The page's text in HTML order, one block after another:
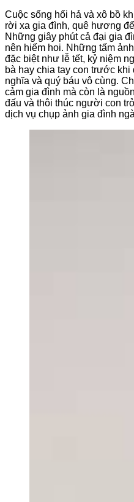
Cuộc sống hối hả và xô bồ
rời xa gia đình, quê hương
Những giây phút cả đại gia
nên hiếm hoi. Những tấm
đặc biệt như lễ tết, kỷ niệm
bà hay chia tay con trước
nghĩa và quý báu vô cùng.
cảm gia đình mà còn là
đấu và thôi thúc người con
dịch vụ chụp ảnh gia đình